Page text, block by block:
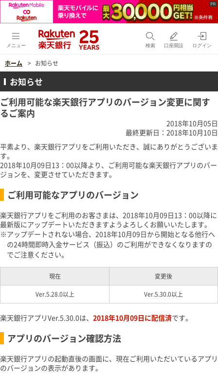
メニュー 検索 口座開設 ログイン
ホーム お知らせ
お知らせ
ご利用可能な楽天銀行アプリのバージョン変更に関す
るご案内
2018年10月05日
最終更新日：2018年10月10日
平素より、楽天銀行アプリをご利用いただき、誠にありがとうございま
す。
2018年10月09日13：00以降より、ご利用可能な楽天銀行アプリのバー
ジョンを、変更させていただきます。
ご利用可能なアプリのバージョン
楽天銀行アプリをご利用のお客さまは、2018年10月09日13：00以降に
最新版にアップデートいただきますようよろしくお願いいたします。
アップデートされない場合、2018年10月09日から開始となる他行へ
の24時間即時入金サービス（振込）のご利用ができなくなりますの
でご注意ください。
現在 変更後
Ver.5.28.0以上 Ver.5.30.0以上
楽天銀行アプリVer.5.30.0は、 2018年10月09日に配信済です。
アプリのバージョン確認方法
楽天銀行アプリの起動直後の画面に、現在ご利用いただいているアプリ
のバージョンの表示があります。